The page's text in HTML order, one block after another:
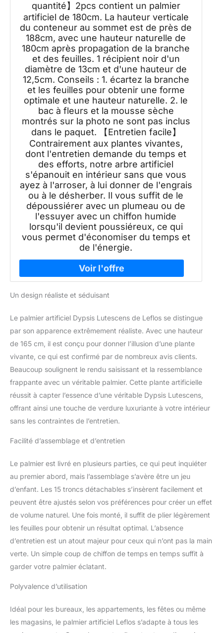
quantité】2pcs contient un palmier
artificiel de 180cm. La hauteur verticale
du conteneur au sommet est de près de
188cm, avec une hauteur naturelle de
180cm après propagation de la branche
et des feuilles. 1 récipient noir d'un
diamètre de 13cm et d'une hauteur de
12,5cm. Conseils : 1. écartez la branche
et les feuilles pour obtenir une forme
optimale et une hauteur naturelle. 2. le
bac à fleurs et la mousse sèche
montrés sur la photo ne sont pas inclus
dans le paquet. 【Entretien facile】
Contrairement aux plantes vivantes,
dont l'entretien demande du temps et
des efforts, notre arbre artificiel
s'épanouit en intérieur sans que vous
ayez à l'arroser, à lui donner de l'engrais
ou à le désherber. Il vous suffit de le
dépoussiérer avec un plumeau ou de
l'essuyer avec un chiffon humide
lorsqu'il devient poussiéreux, ce qui
vous permet d'économiser du temps et
de l'énergie.
Un design réaliste et séduisant
Le palmier artificiel Dypsis Lutescens de Leflos se distingue
par son apparence extrêmement réaliste. Avec une hauteur
de 165 cm, il est conçu pour donner l’illusion d’une plante
vivante, ce qui est confirmé par de nombreux avis clients.
Beaucoup soulignent le rendu saisissant et la ressemblance
frappante avec un véritable palmier. Cette plante artificielle
réussit à capter l’essence d’une véritable Dypsis Lutescens,
offrant ainsi une touche de verdure luxuriante à votre intérieur
sans les contraintes de l’entretien.
Facilité d’assemblage et d’entretien
Le palmier est livré en plusieurs parties, ce qui peut inquiéter
au premier abord, mais l’assemblage s’avère être un jeu
d’enfant. Les 15 troncs détachables s’insèrent facilement et
peuvent être ajustés selon vos préférences pour créer un effet
de volume naturel. Une fois monté, il suffit de plier légèrement
les feuilles pour obtenir un résultat optimal. L’absence
d’entretien est un atout majeur pour ceux qui n’ont pas la main
verte. Un simple coup de chiffon de temps en temps suffit à
garder votre palmier éclatant.
Polyvalence d’utilisation
Idéal pour les bureaux, les appartements, les fêtes ou même
les magasins, le palmier artificiel Leflos s’adapte à tous les